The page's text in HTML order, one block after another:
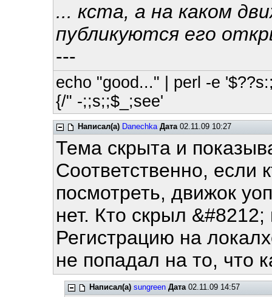
... кста, а на каком
публикуются его
---
echo "good..." | perl -e
{/" -;;s;;$_;see'
Написал(а) Danechka Дата02.11.09 10:27
Тема скрыта и
Соответственно, если
посмотреть, движок
нет. Кто скрыл
Регистрацию на
не попадал на то, что
Написал(а) sungreen Дата02.11.09 14:57